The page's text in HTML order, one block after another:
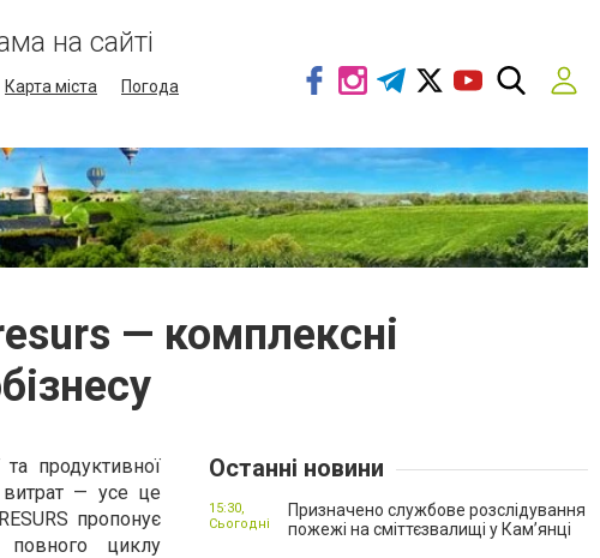
на сайті
Карта міста
Погода
— комплексні
продуктивної
витрат — усе це
пропонує
повного циклу
Останні новини
Призначено службове розслідування
пожежі на сміттєзвалищі у Кам’янці
15:30,
Сьогодні